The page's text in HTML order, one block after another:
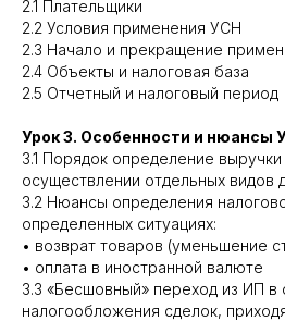
Бронь 50 %
2.1 Плательщики
2.2 Условия применения УСН
2.3 Начало и прекращение
2.4 Объекты и налоговая база
2.5 Отчетный и налоговый период
Урок 3. Особенности и нюансы
3.1 Порядок определение
осуществлении отдельных видов
3.2 Нюансы определения
определенных ситуациях:
• возврат товаров (уменьшение
• оплата в иностранной валюте
3.3 «Бесшовный» переход из ИП в
налогообложения сделок,